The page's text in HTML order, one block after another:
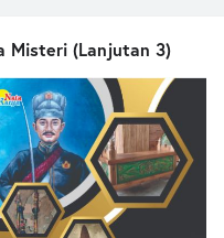
Misteri (Lanjutan 3)